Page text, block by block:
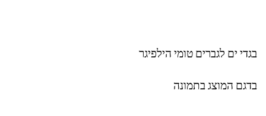
בגדי ים לגברים טומי הילפיגר
בדגם המוצג בתמונה